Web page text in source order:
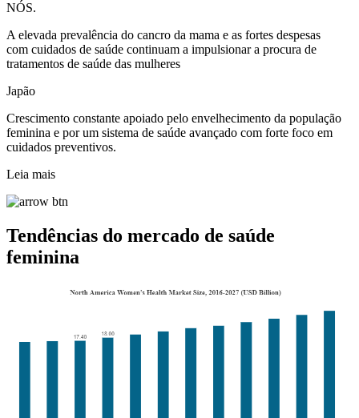
NÓS.
A elevada prevalência do cancro da mama e as fortes despesas
com cuidados de saúde continuam a impulsionar a procura de
tratamentos de saúde das mulheres
Japão
Crescimento constante apoiado pelo envelhecimento da população
feminina e por um sistema de saúde avançado com forte foco em
cuidados preventivos.
Leia mais
Tendências do mercado de saúde
feminina